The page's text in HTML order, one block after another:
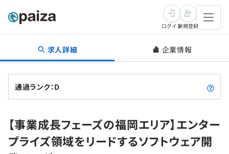
転職・キャリア
転職成功ガイド
インタビュー
新卒就活
求人検索
本選考
学習
ログイン新規登録
求人詳細 企業情報
通過ランク：D
【事業成長フェーズの福岡エリア】エンター
プライズ領域をリードするソフトウェア開